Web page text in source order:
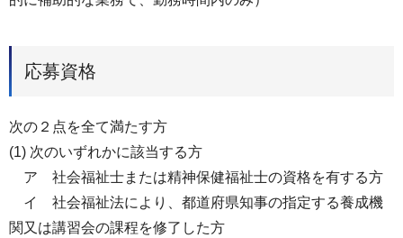
応募資格
次の２点を全て満たす方
(1) 次のいずれかに該当する方
ア 社会福祉士または精神保健福祉士の資格を有する方
イ 社会福祉法により、都道府県知事の指定する養成機
関又は講習会の課程を修了した方